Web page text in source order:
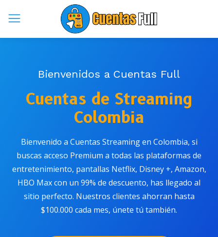
Bienvenidos a Cuentas Full
Cuentas de Streaming
Colombia
Bienvenido a Cuentas Streaming en Colombia, si
buscas acceso Premium a todas las plataformas de
entretenimiento, pantallas Netflix, Disney +, Amazon,
HBO Max con un 99% de descuento, has llegado al
sitio perfecto. Nuestros clientes ahorran hasta
$100.000 cada mes, únete tú también.